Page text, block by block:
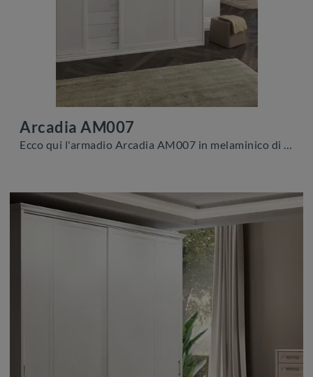
Arcadia AM007
Ecco qui l'armadio Arcadia AM007 in melaminico di Colombini Casa! Un ricco catalogo di armadi a muro con ante scorrevoli.